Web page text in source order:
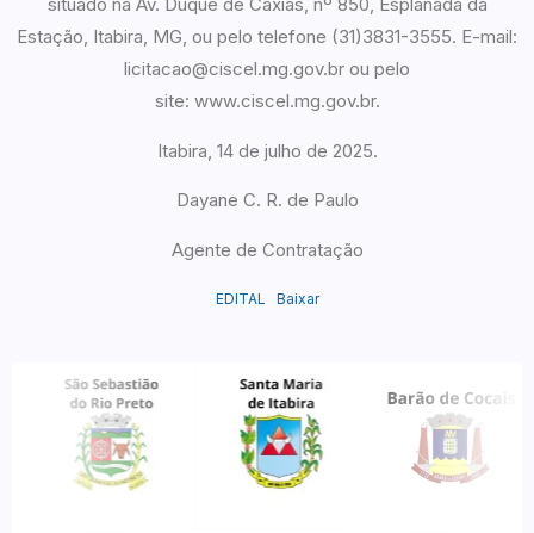
situado na Av. Duque de Caxias, nº 850, Esplanada da
Estação, Itabira, MG, ou pelo telefone (31)3831-3555. E-mail:
licitacao@ciscel.mg.gov.br ou pelo
site: www.ciscel.mg.gov.br.
Itabira, 14 de julho de 2025.
Dayane C. R. de Paulo
Agente de Contratação
EDITAL Baixar